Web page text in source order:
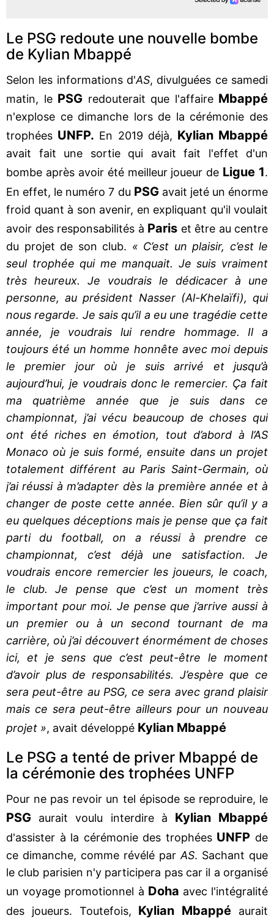
Le PSG redoute une nouvelle bombe
de Kylian Mbappé
Selon les informations d'AS, divulguées ce samedi
matin, le PSG redouterait que l'affaire Mbappé
n'explose ce dimanche lors de la cérémonie des
trophées UNFP. En 2019 déjà, Kylian Mbappé
avait fait une sortie qui avait fait l'effet d'un
bombe après avoir été meilleur joueur de Ligue 1.
En effet, le numéro 7 du PSGavait jeté un énorme
froid quant à son avenir, en expliquant qu'il voulait
avoir des responsabilités à Paris et être au centre
du projet de son club. « C’est un plaisir, c’est le
seul trophée qui me manquait. Je suis vraiment
très heureux. Je voudrais le dédicacer à une
personne, au président Nasser (Al-Khelaïfi), qui
nous regarde. Je sais qu’il a eu une tragédie cette
année, je voudrais lui rendre hommage. Il a
toujours été un homme honnête avec moi depuis
le premier jour où je suis arrivé et jusqu’à
aujourd’hui, je voudrais donc le remercier. Ça fait
ma quatrième année que je suis dans ce
championnat, j’ai vécu beaucoup de choses qui
ont été riches en émotion, tout d’abord à l’AS
Monaco où je suis formé, ensuite dans un projet
totalement différent au Paris Saint-Germain, où
j’ai réussi à m’adapter dès la première année et à
changer de poste cette année. Bien sûr qu’il y a
eu quelques déceptions mais je pense que ça fait
parti du football, on a réussi à prendre ce
championnat, c’est déjà une satisfaction. Je
voudrais encore remercier les joueurs, le coach,
le club. Je pense que c’est un moment très
important pour moi. Je pense que j’arrive aussi à
un premier ou à un second tournant de ma
carrière, où j’ai découvert énormément de choses
ici, et je sens que c’est peut-être le moment
d’avoir plus de responsabilités. J’espère que ce
sera peut-être au PSG, ce sera avec grand plaisir
mais ce sera peut-être ailleurs pour un nouveau
projet », avait développé Kylian Mbappé
Le PSG a tenté de priver Mbappé de
la cérémonie des trophées UNFP
Pour ne pas revoir un tel épisode se reproduire, le
PSG aurait voulu interdire à Kylian Mbappé
d'assister à la cérémonie des trophées UNFP de
ce dimanche, comme révélé par AS. Sachant que
le club parisien n'y participera pas car il a organisé
un voyage promotionnel à Doha avec l'intégralité
des joueurs. Toutefois, Kylian Mbappé aurait